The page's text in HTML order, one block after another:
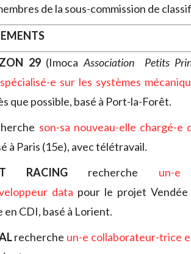
de la sous-commission de
29(Imoca Association Petits
e sur les systèmes
que possible, basé à Port-la-Forêt.
son-sa nouveau-elle chargé-
à Paris (15e), avec télétravail.
RACING recherche un-
data pour le projet Vendée
en CDI, basé à Lorient.
recherche un-e collaborateur-trice